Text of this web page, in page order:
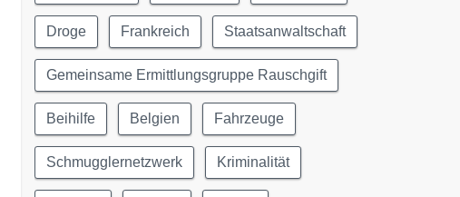
Droge Frankreich Staatsanwaltschaft
Gemeinsame Ermittlungsgruppe Rauschgift
Beihilfe Belgien Fahrzeuge
Schmugglernetzwerk Kriminalität